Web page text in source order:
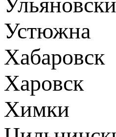
Устюжна
Хабаровск
Харовск
Химки